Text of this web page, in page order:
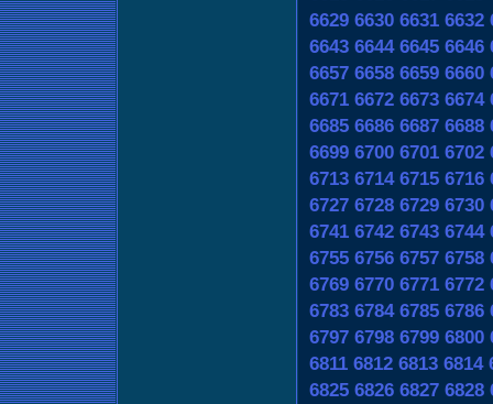
6629 6630 6631 6632
6643 6644 6645 6646
6657 6658 6659 6660
6671 6672 6673 6674
6685 6686 6687 6688
6699 6700 6701 6702
6713 6714 6715 6716
6727 6728 6729 6730
6741 6742 6743 6744
6755 6756 6757 6758
6769 6770 6771 6772
6783 6784 6785 6786
6797 6798 6799 6800
6811 6812 6813 6814
6825 6826 6827 6828